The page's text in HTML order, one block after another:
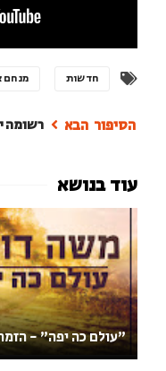
חדשות מנחם
רשומה
"עולם כה יפה" -